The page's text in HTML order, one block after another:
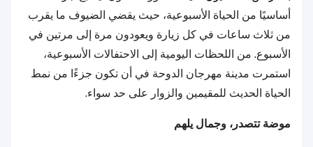
أساسيًا من الحياة الأسبوعية، حيث يقضي الضيوف ما يقرب
من ثلاث ساعات في كل زيارة ويعودون مرة إلى مرتين في
الأسبوع. من اللحظات اليومية إلى الاحتفالات الأسبوعية،
استمرت مدينة مهرجان الدوحة في أن تكون جزءًا من نمط
الحياة الحديث للمقيمين والزوار على حد سواء.
موضة تتصدر، وجمال يلهم